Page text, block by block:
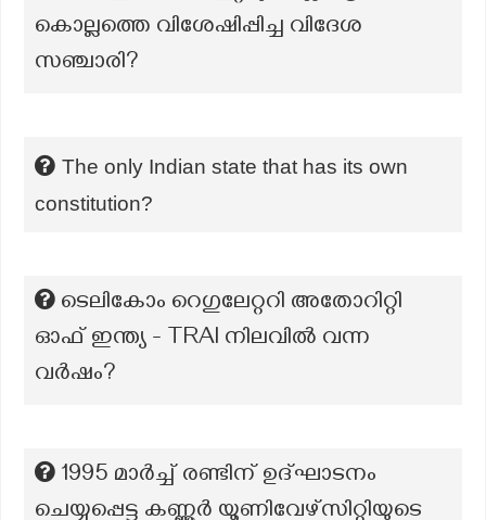
കൊല്ലത്തെ വിശേഷിപ്പിച്ച വിദേശ
സഞ്ചാരി?
The only Indian state that has its own
constitution?
ടെലികോം റെഗുലേറ്ററി അതോറിറ്റി
ഓഫ് ഇന്ത്യ - TRAl നിലവിൽ വന്ന
വർഷം?
1995 മാർച്ച് രണ്ടിന് ഉദ്ഘാടനം
ചെയ്യപ്പെട്ട കണ്ണൂർ യൂണിവേഴ്സിറ്റിയുടെ